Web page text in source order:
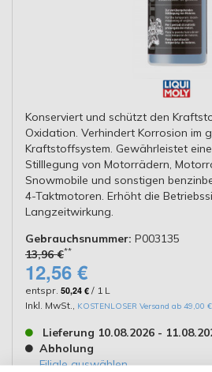
Konserviert und schützt den
Oxidation. Verhindert Korrosion im
Kraftstoffsystem. Gewährleistet
Stilllegung von Motorrädern,
Snowmobile und sonstigen
4-Taktmotoren. Erhöht die
Langzeitwirkung.
Gebrauchsnummer: P003135
13,96 €**
12,56 €
entspr. 50,24 € / 1 L
Inkl. MwSt.
KOSTENLOSER Versand ab 49,00 €
Lieferung 10.08.2026 -
Abholung
Filiale auswählen